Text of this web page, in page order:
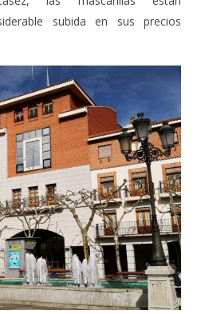
AHORA
cada vivienda.
subida en sus precios